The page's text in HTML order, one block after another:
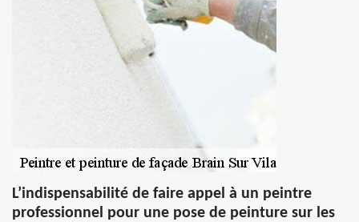
L’indispensabilité de faire appel à un peintre
professionnel pour une pose de peinture sur les